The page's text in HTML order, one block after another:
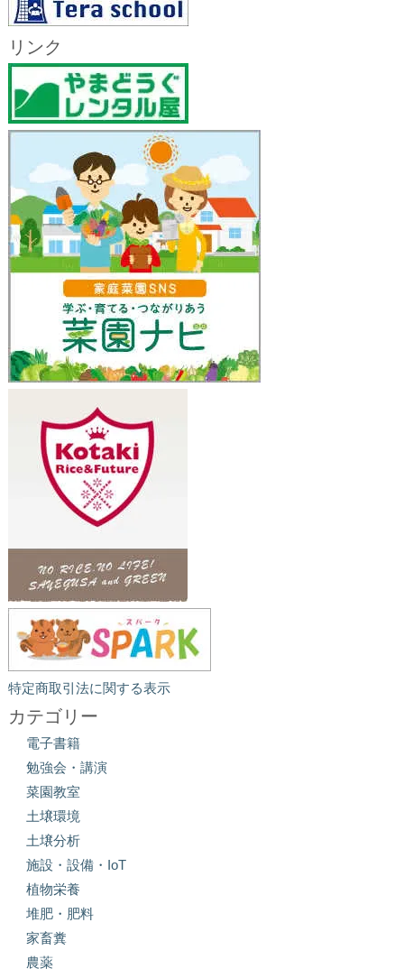
リンク
特定商取引法に関する表示
カテゴリー
電子書籍
勉強会・講演
菜園教室
土壌環境
土壌分析
施設・設備・IoT
植物栄養
堆肥・肥料
家畜糞
農薬